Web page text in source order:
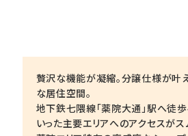
贅沢な機能が凝縮。分譲仕様が叶え
な居住空間。
地下鉄七隈線「薬院大通」駅へ徒歩
いった主要エリアへのアクセスがス